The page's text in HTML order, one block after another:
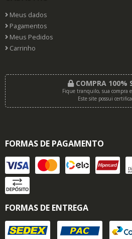
Meus dados
Pagamentos
Meus Pedidos
Carrinho
COMPRA 100%
Fique tranquilo, sua compra
Este site possui
FORMAS DE PAGAMENTO
FORMAS DE ENTREGA